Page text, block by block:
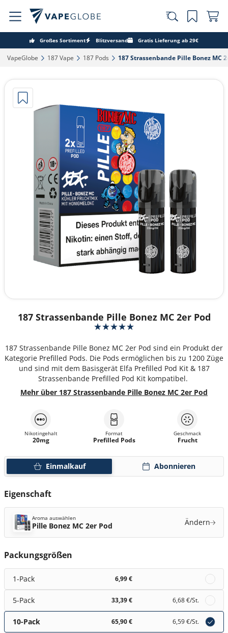
Großes Sortiment Blitzversand Gratis Lieferung ab 29€
VapeGlobe‎ 187 Vape‎ 187 Pods‎ 187 Strassenbande Pille Bonez MC
187 Strassenbande Pille Bonez MC 2er Pod
187 Strassenbande Pille Bonez MC 2er Pod sind ein Produkt der
Kategorie Prefilled Pods. Die Pods ermöglichen bis zu 1200 Züge
und sind mit dem Basisgerät Elfa Prefilled Pod Kit & 187
Strassenbande Prefilled Pod Kit kompatibel.
Mehr über 187 Strassenbande Pille Bonez MC 2er Pod
Einmalkauf Abonnieren
Nikotingehalt
20mg
Format
Prefilled Pods
Geschmack
Frucht
Eigenschaft
Aroma auswählen
Pille Bonez MC 2er Pod Ändern
Packungsgrößen
1-Pack 6,99 €
5-Pack 33,39 € 6,68 €/St.
10-Pack 65,90 € 6,59 €/St.